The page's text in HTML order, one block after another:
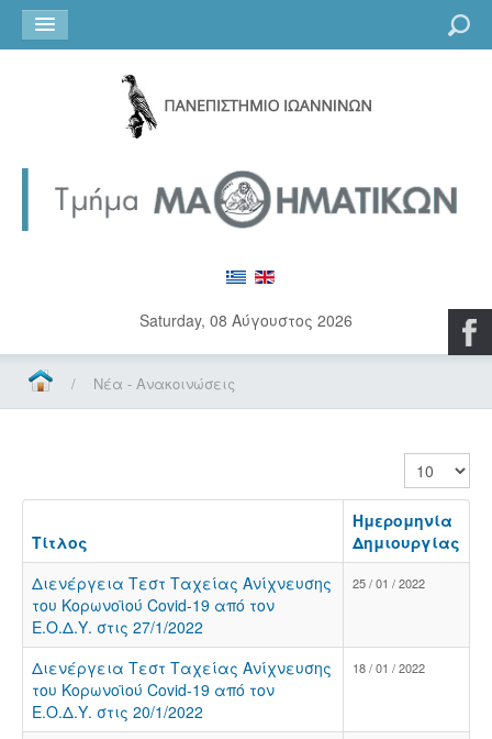
Saturday, 08 Αύγουστος 2026
/ Νέα - Ανακοινώσεις
Εμφάνιση
Τίτλος
Ημερομηνία
Δημιουργίας
Διενέργεια Tεστ Tαχείας Aνίχνευσης
του Kορωνοϊού Covid-19 από τον
Ε.Ο.Δ.Υ. στις 27/1/2022
25 / 01 / 2022
Διενέργεια Tεστ Tαχείας Aνίχνευσης
του Kορωνοϊού Covid-19 από τον
Ε.Ο.Δ.Υ. στις 20/1/2022
18 / 01 / 2022